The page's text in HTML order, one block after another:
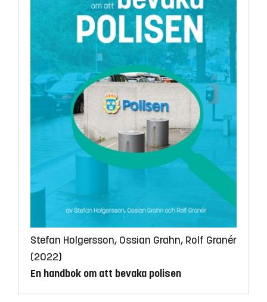
Stefan Holgersson, Ossian Grahn, Rolf Granér
(2022)
En handbok om att bevaka polisen